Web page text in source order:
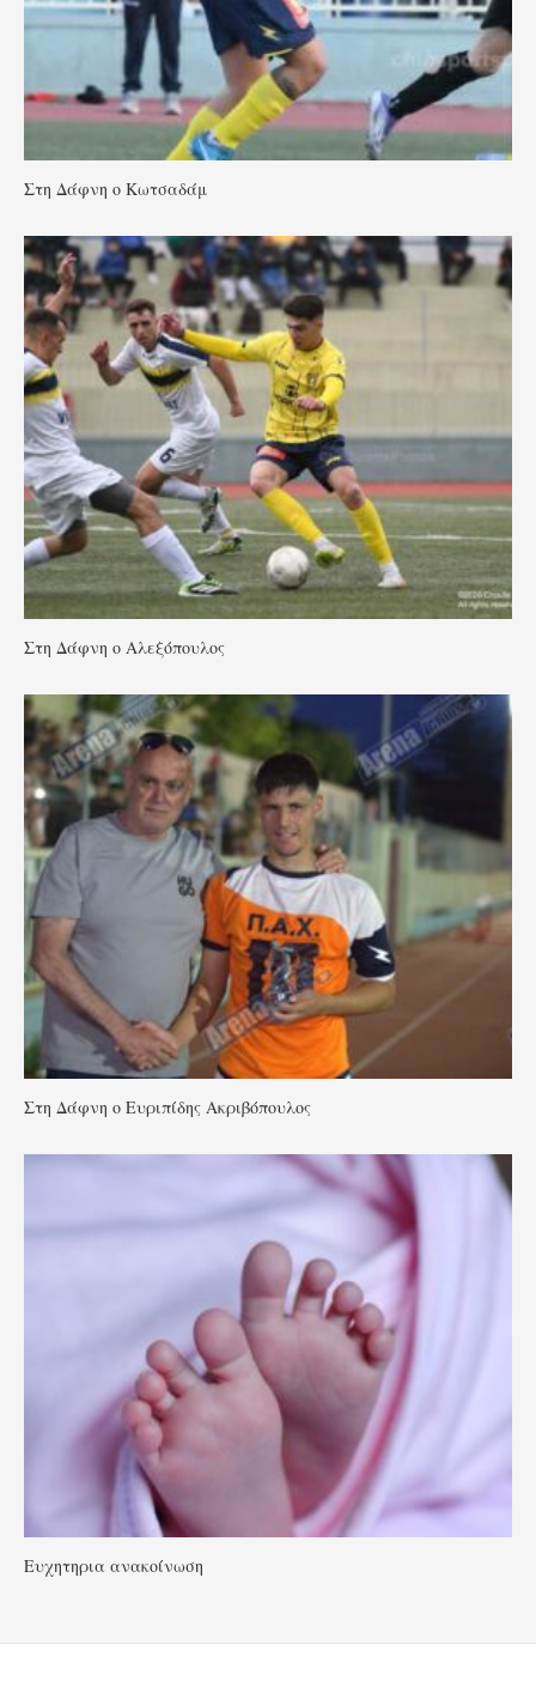
Στη Δάφνη ο Κωτσαδάμ
Στη Δάφνη ο Αλεξόπουλος
Στη Δάφνη ο Ευριπίδης Ακριβόπουλος
Ευχητηρια ανακοίνωση